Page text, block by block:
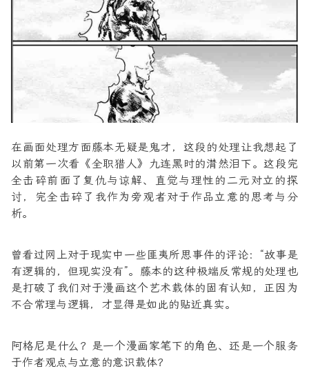
在画面处理方面藤本无疑是鬼才，这段的处理让我想起了
以前第一次看《全职猎人》九连黑时的潸然泪下。这段完
全击碎前面了复仇与谅解、直觉与理性的二元对立的探
讨，完全击碎了我作为旁观者对于作品立意的思考与分
析。
曾看过网上对于现实中一些匪夷所思事件的评论：“故事是
有逻辑的，但现实没有”。藤本的这种极端反常规的处理也
是打破了我们对于漫画这个艺术载体的固有认知，正因为
不合常理与逻辑，才显得是如此的贴近真实。
阿格尼是什么？是一个漫画家笔下的角色、还是一个服务
于作者观点与立意的意识载体？